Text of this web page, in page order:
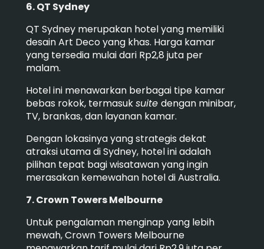
6. QT Sydney
QT Sydney merupakan hotel yang memiliki
desain Art Deco yang khas. Harga kamar
yang tersedia mulai dari Rp2,8 juta per
malam.
Hotel ini menawarkan berbagai tipe kamar
bebas rokok, termasuksuite dengan minibar,
TV, brankas, dan layanan kamar.
Dengan lokasinya yang strategis dekat
atraksi utama di Sydney, hotel ini adalah
pilihan tepat bagi wisatawan yang ingin
merasakan kemewahan hotel di Australia.
7. Crown Towers Melbourne
Untuk pengalaman menginap yang lebih
mewah, Crown Towers Melbourne